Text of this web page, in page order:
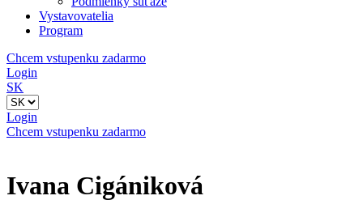
Vystavovatelia
Program
Chcem vstupenku zadarmo
Login
SK
Login
Chcem vstupenku zadarmo
Ivana Cigániková